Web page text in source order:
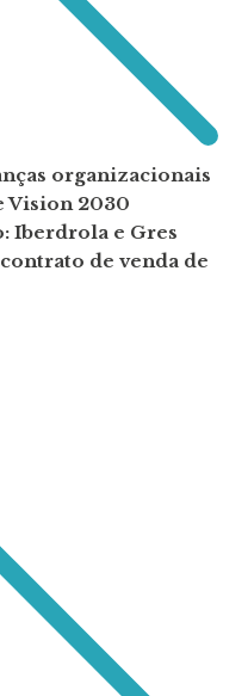
organizacionais
Vision 2030
Iberdrola e Gres
de venda de